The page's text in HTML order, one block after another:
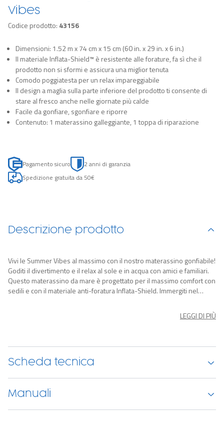
Vibes
Codice prodotto: 43156
Dimensioni: 1.52 m x 74 cm x 15 cm (60 in. x 29 in. x 6 in.)
Il materiale Inflata-Shield™ è resistente alle forature, fa sì che il
prodotto non si sformi e assicura una miglior tenuta
Comodo poggiatesta per un relax impareggiabile
Il design a maglia sulla parte inferiore del prodotto ti consente di
stare al fresco anche nelle giornate più calde
Facile da gonfiare, sgonfiare e riporre
Contenuto: 1 materassino galleggiante, 1 toppa di riparazione
Pagamento sicuro
2 anni di garanzia
Spedizione gratuita da 50€
Descrizione prodotto
Vivi le Summer Vibes al massimo con il nostro materassino gonfiabile!
Goditi il divertimento e il relax al sole e in acqua con amici e familiari.
Questo materassino da mare è progettato per il massimo comfort con
sedili e con il materiale anti-foratura Inflata-Shield. Immergiti nel
acquistalo subito, rendendo ogni tuo momento ancora più speciale!
LEGGI DI PIÙ
Scheda tecnica
Manuali